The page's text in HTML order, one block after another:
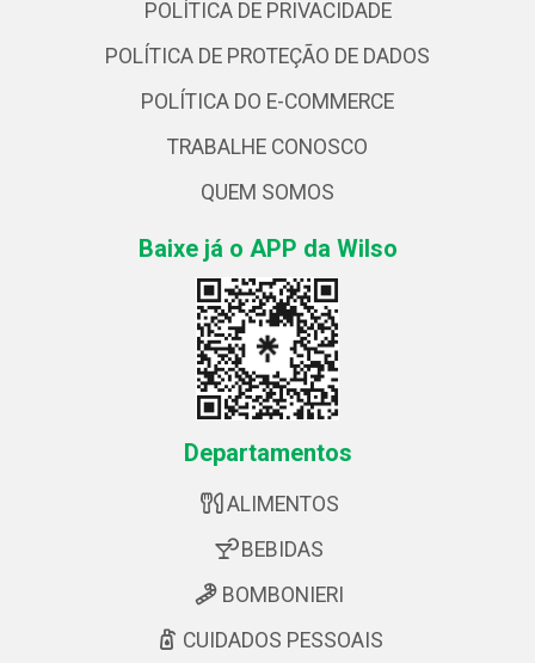
POLÍTICA DE PRIVACIDADE
POLÍTICA DE PROTEÇÃO DE DADOS
POLÍTICA DO E-COMMERCE
TRABALHE CONOSCO
QUEM SOMOS
Baixe já o APP da Wilso
Departamentos
ALIMENTOS
BEBIDAS
BOMBONIERI
CUIDADOS PESSOAIS